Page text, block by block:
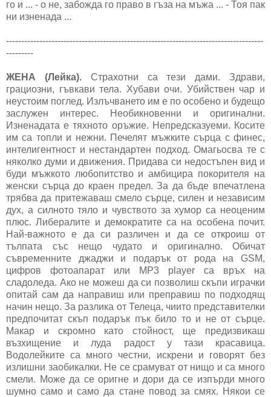
го и ... - о не, забожда го право в гъза на мъжа ... - Тоя пак
ни изненада ...
-------------------------------------------------------------------------------------
---------
ЖЕНА (Лейка).Страхотни са тези дами. Здрави,
грациозни, гъвкави тела. Хубави очи. Убийствен чар и
неустоим поглед. Излъчването им е по особено и будещо
заслужен интерес. Необикновенни и оригинални.
Изненадата е тяхното оръжие. Непредсказуеми. Косите
им са топли и нежни. Печелят мъжките сърца с финес,
интелигентност и нестандартен подход. Омагьосва те с
няколко думи и движения. Придава си недостъпен вид и
буди мъжкото любопитство и амбицира покорителя на
женски сърца до краен предел. За да бъде впечатлена
трябва да притежаваш смело сърце, силен и независим
дух, а силното тяло и чувството за хумор са неоценим
плюс. Либералите и демократите са на особена почит.
Най-важното е да си различен и да се откроиш от
тълпата със нещо чудато и оригинално. Обичат
съвременните джаджи и подарък от рода на GSM,
цифров фотоапарат или MP3 player са връх на
сладоледа. Ако не можеш да си позволиш скъпи играчки
опитай сам да направиш или преправиш по подходящ
начин нещо. За разлика от Телеца, чиито представителки
предпочитат скъп подарък пък било то и не от сърце.
Макар и скромно като стойност, ще предизвикаш
възхищение и луда радост у тази красавица.
Водолейките са много честни, искрени и говорят без
излишни заобикалки. Не се срамуват от нищо и са много
смели. Може да се оригне и дори да се изпърди много
шумно само и само да стане повод за смях. Някои се